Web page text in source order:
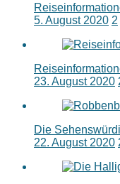
5. August 2020 2
23. August 2020
Die
22. August 2020